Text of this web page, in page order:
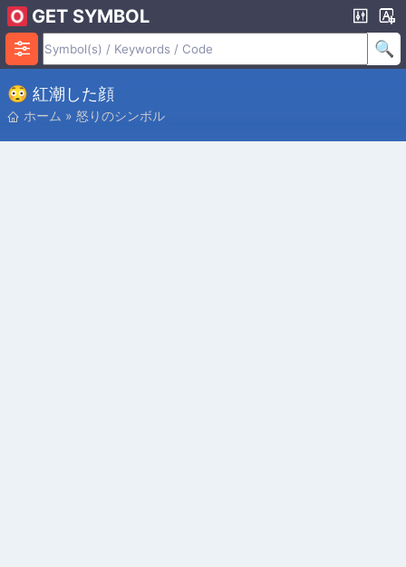
GET SYMBOL
😳 紅潮した顔
ホーム » 怒りのシンボル